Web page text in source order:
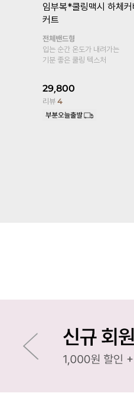
[기획특가 1+1]임부복*
부 임산부레깅스
복대형
봄, 여름 착용하기 좋은 레이온
10부 레깅스~S,M,L사이즈
19,800
리뷰 13,329